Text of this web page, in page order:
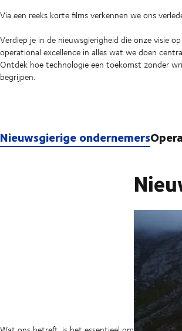
Via een reeks korte films verkennen we ons
Verdiep je in de nieuwsgierigheid die onze visie
operational excellence in alles wat we doen
Ontdek hoe technologie een toekomst zonder
begrijpen.
Nieuwsgierige ondernemers